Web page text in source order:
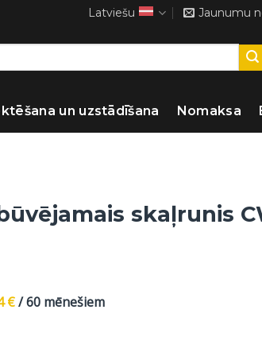
Latviešu Jaunumu
un uzstādīšana Nomaksa
skaļrunis
€/ 60 mēnešiem